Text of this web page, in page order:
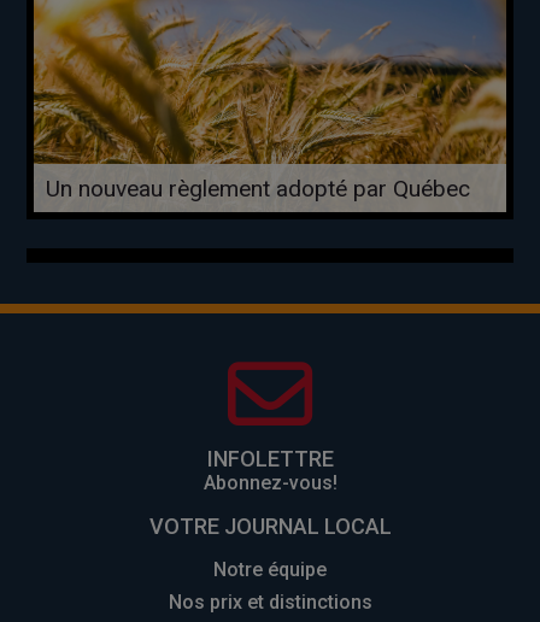
Un nouveau règlement adopté par Québec
INFOLETTRE
Abonnez-vous!
VOTRE JOURNAL LOCAL
Notre équipe
Nos prix et distinctions